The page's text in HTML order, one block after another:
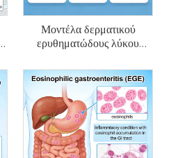
Μοντέλα δερματικού
ερυθηματώδους λύκου